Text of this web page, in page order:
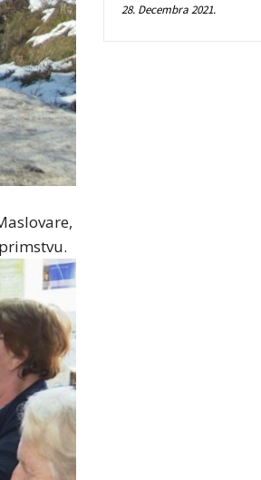
28. Decembra 2021.